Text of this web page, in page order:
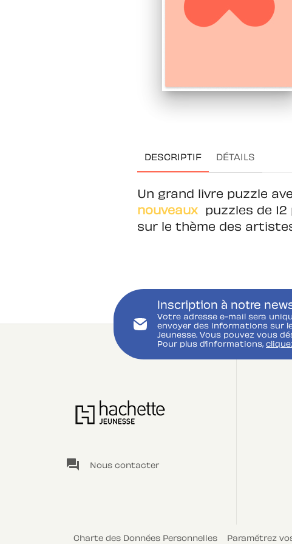
DESCRIPTIF DÉTAILS
Un grand livre puzzle
nouveauxpuzzles de 12
sur le thème des
Inscription à notre
Votre adresse e-mail sera
envoyer des informations sur
Jeunesse. Vous pouvez vous
Pour plus d’informations,
question_answer Nous contacter
Charte des Données Personnelles Paramétrez